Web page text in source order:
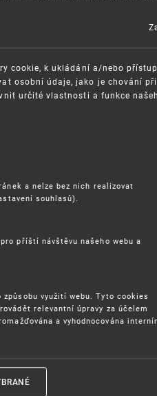
cookie, k ukládání a/nebo
osobní údaje, jako je chování při
určité vlastnosti a funkce
a nelze bez nich realizovat
souhlasů).
příští návštěvu našeho webu a
využití webu. Tyto cookies
relevantní úpravy za účelem
a vyhodnocována